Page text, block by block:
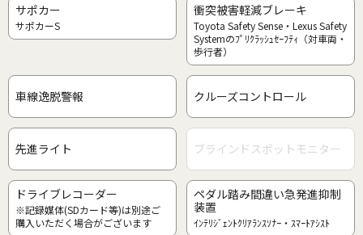
サポカー
サポカーS
衝突被害軽減ブレーキ
Toyota Safety Sense・Lexus Safety
Systemのﾌﾟﾘｸﾗｯｼｭｾｰﾌﾃｨ（対車両・
歩行者）
車線逸脱警報 クルーズコントロール
先進ライト ブラインドスポットモニター
ドライブレコーダー
※記録媒体(SDカード等)は別途ご
購入いただく場合がございます
ペダル踏み間違い急発進抑制
装置
ｲﾝﾃﾘｼﾞｪﾝﾄｸﾘｱﾗﾝｽｿﾅｰ・ｽﾏｰﾄｱｼｽﾄ